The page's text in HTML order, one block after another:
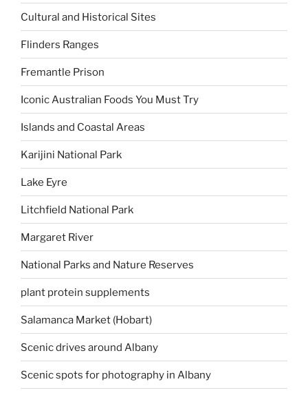
Cultural and Historical Sites
Flinders Ranges
Fremantle Prison
Iconic Australian Foods You Must Try
Islands and Coastal Areas
Karijini National Park
Lake Eyre
Litchfield National Park
Margaret River
National Parks and Nature Reserves
plant protein supplements
Salamanca Market (Hobart)
Scenic drives around Albany
Scenic spots for photography in Albany